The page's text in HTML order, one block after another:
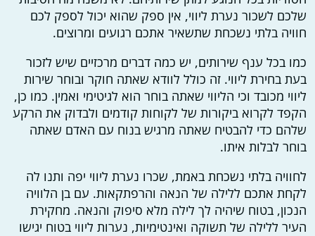
שלכם לשכור נערת ליווי, אין ספק שהוא יכול לספק לכם
חוויה בלתי נשכחת שתשאיר אתכם רגועים ומרוצים.
כמו בכל ענף שירותים, יש כמה דברים מרכזיים שיש לזכור
בעת בחירת ליווי. זה כולל לוודא שאתה חוקר ובוחר שירות
ליווי מכובד וכי הליווי שאתה בוחר הוא לגיטימי ואמין. כמו כן,
הקפד לקרוא ביקורות של לקוחות קודמים ולבדוק את הרקע
שלהם כדי להבטיח שאתה מרגיש בנוח עם האדם שאתה
בוחר לבלות איתו.
לחוויה בלתי נשכחת באמת, שכרו נערת ליווי יפה ותנו לה
לקחת אתכם ללילה של הנאה והרפתקאות. עם בן הלוויה
הנכון, בטוח שיהיה לך לילה מלא סיפוק והנאה. מחקירת
העיר ללילה של תשוקה ואינטימיות, נערות ליווי בטוח יגישו